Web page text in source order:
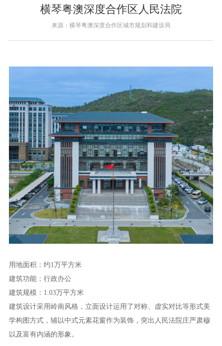
横琴粤澳深度合作区人民法院
来源：横琴粤澳深度合作区城市规划和建设局
用地面积：约1万平方米
建筑功能：行政办公
建筑规模：1.03万平方米
建筑设计采用岭南风格，立面设计运用了对称、虚实对比等形式美
学构图方式，辅以中式元素花窗作为装饰，突出人民法院庄严肃穆
以及富有内涵的形象。